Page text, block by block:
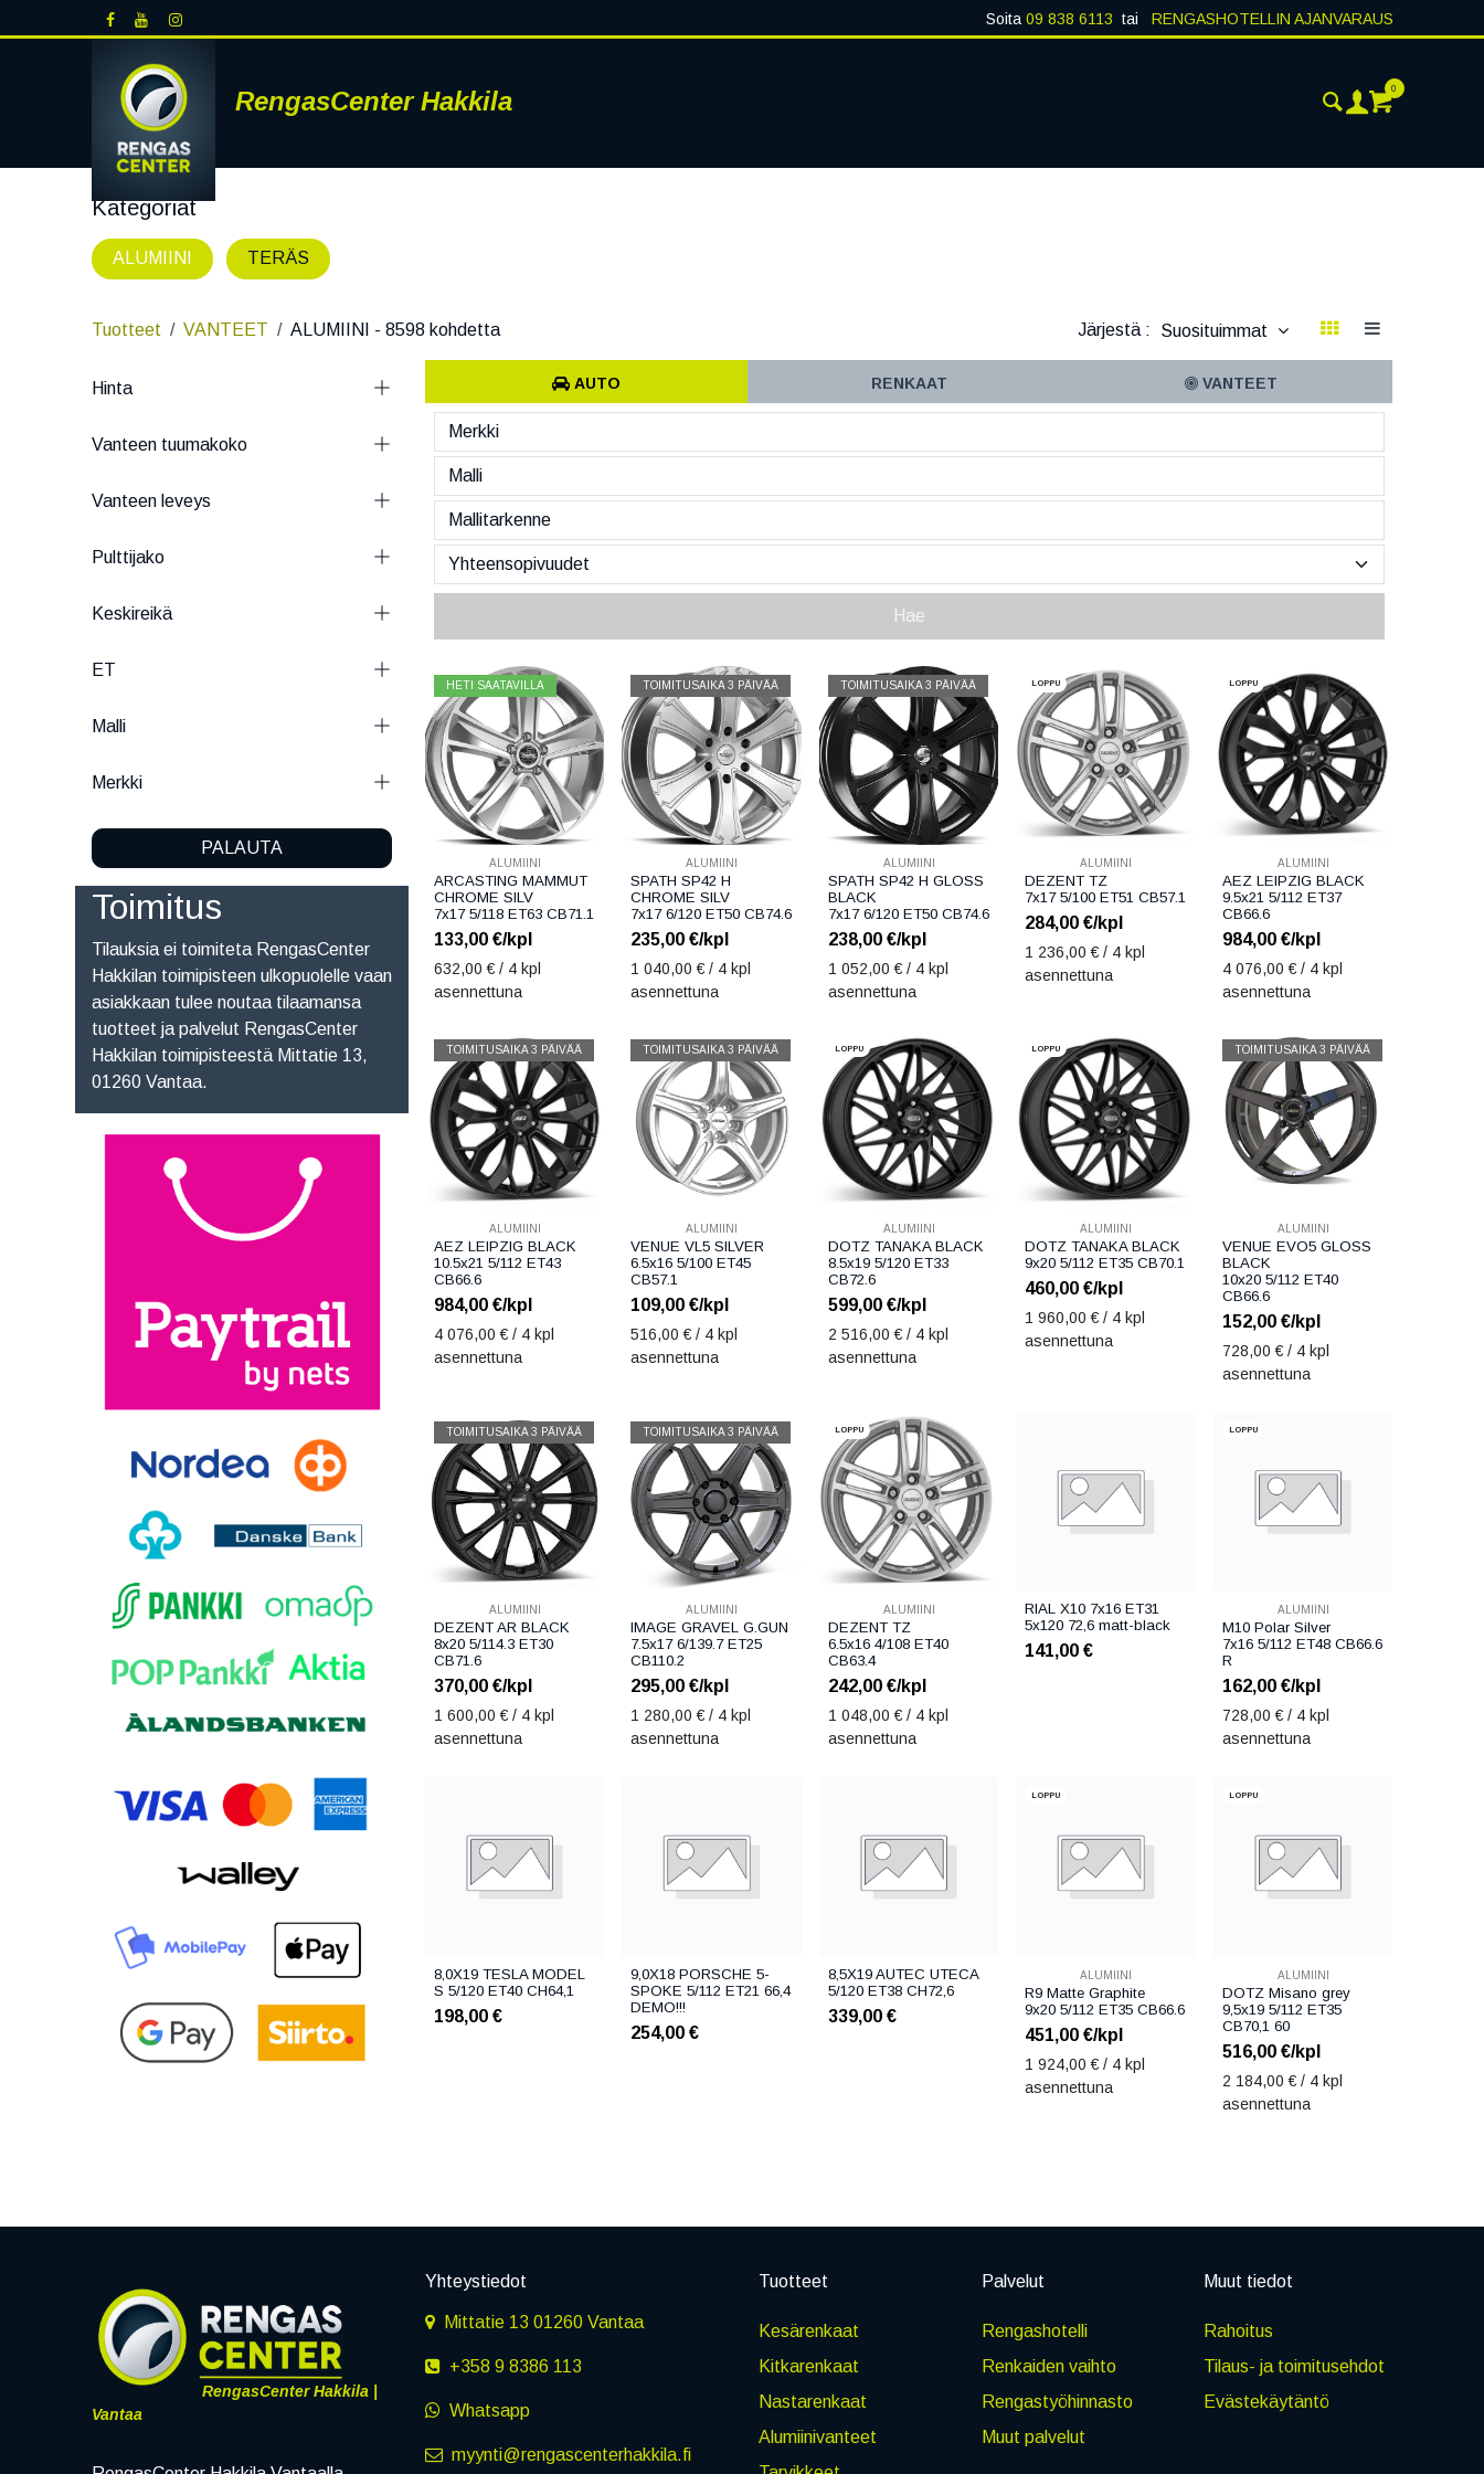
Siirry sisältöön Soita 09 838 6113 tai RENGASHOTELLIN AJANVARAUS
RengasCenter HakkilaRENKAAT
0
Kategoriat
ALUMIINI TERÄS
Tuotteet VANTEET ALUMIINI - 8598 kohdetta Järjestä : Suosituimmat
Hinta
Vanteen tuumakoko
Vanteen leveys
Pulttijako
Keskireikä
ET
Malli
Merkki
PALAUTA
Toimitus
Tilauksia ei toimiteta RengasCenter
Hakkilan toimipisteen ulkopuolelle vaan
asiakkaan tulee noutaa tilaamansa
tuotteet ja palvelut RengasCenter
Hakkilan toimipisteestä Mittatie 13,
01260 Vantaa.
AUTO RENKAAT VANTEET
Hae
HETI SAATAVILLA
ALUMIINI
ARCASTING MAMMUT
CHROME SILV
7x17 5/118 ET63 CB71.1
133,00€/kpl
632,00 € / 4 kpl
asennettuna
TOIMITUSAIKA 3 PÄIVÄÄ
ALUMIINI
SPATH SP42 H
CHROME SILV
7x17 6/120 ET50 CB74.6
235,00 €/kpl
1 040,00 € / 4 kpl
asennettuna
TOIMITUSAIKA 3 PÄIVÄÄ
ALUMIINI
SPATH SP42 H GLOSS
BLACK
7x17 6/120 ET50 CB74.6
238,00€/kpl
1 052,00 € / 4 kpl
asennettuna
LOPPU
ALUMIINI
DEZENT TZ
7x17 5/100 ET51 CB57.1
284,00 €/kpl
1 236,00 € / 4 kpl
asennettuna
LOPPU
ALUMIINI
AEZ LEIPZIG BLACK
9.5x21 5/112 ET37
CB66.6
984,00€/kpl
4 076,00 € / 4 kpl
asennettuna
TOIMITUSAIKA 3 PÄIVÄÄ
ALUMIINI
AEZ LEIPZIG BLACK
10.5x21 5/112 ET43
CB66.6
984,00€/kpl
4 076,00 € / 4 kpl
asennettuna
TOIMITUSAIKA 3 PÄIVÄÄ
ALUMIINI
VENUE VL5 SILVER
6.5x16 5/100 ET45
CB57.1
109,00 €/kpl
516,00 € / 4 kpl
asennettuna
LOPPU
ALUMIINI
DOTZ TANAKA BLACK
8.5x19 5/120 ET33
CB72.6
599,00€/kpl
2 516,00 € / 4 kpl
asennettuna
LOPPU
ALUMIINI
DOTZ TANAKA BLACK
9x20 5/112 ET35 CB70.1
460,00 €/kpl
1 960,00 € / 4 kpl
asennettuna
TOIMITUSAIKA 3 PÄIVÄÄ
ALUMIINI
VENUE EVO5 GLOSS
BLACK
10x20 5/112 ET40
CB66.6
152,00€/kpl
728,00 € / 4 kpl
asennettuna
TOIMITUSAIKA 3 PÄIVÄÄ
ALUMIINI
DEZENT AR BLACK
8x20 5/114.3 ET30
CB71.6
370,00€/kpl
1 600,00 € / 4 kpl
asennettuna
TOIMITUSAIKA 3 PÄIVÄÄ
ALUMIINI
IMAGE GRAVEL G.GUN
7.5x17 6/139.7 ET25
CB110.2
295,00 €/kpl
1 280,00 € / 4 kpl
asennettuna
LOPPU
ALUMIINI
DEZENT TZ
6.5x16 4/108 ET40
CB63.4
242,00€/kpl
1 048,00 € / 4 kpl
asennettuna
RIAL X10 7x16 ET31
5x120 72,6 matt-black
141,00 €
LOPPU
ALUMIINI
M10 Polar Silver
7x16 5/112 ET48 CB66.6
R
162,00€/kpl
728,00 € / 4 kpl
asennettuna
8,0X19 TESLA MODEL
S 5/120 ET40 CH64,1
198,00€
9,0X18 PORSCHE 5-
SPOKE 5/112 ET21 66,4
DEMO!!!
254,00 €
8,5X19 AUTEC UTECA
5/120 ET38 CH72,6
339,00€
LOPPU
ALUMIINI
R9 Matte Graphite
9x20 5/112 ET35 CB66.6
451,00 €/kpl
1 924,00 € / 4 kpl
asennettuna
LOPPU
ALUMIINI
DOTZ Misano grey
9,5x19 5/112 ET35
CB70,1 60
516,00€/kpl
2 184,00 € / 4 kpl
asennettuna
RengasCenter Hakkila |
Vantaa
Yhteystiedot
Mittatie 13 01260 Vantaa
+358 9 8386 113
Whatsapp
myynti@rengascenterhakkila.fi
Tuotteet
Kesärenkaat
Kitkarenkaat
Nastarenkaat
Alumiinivanteet
Palvelut
Rengashotelli
Renkaiden vaihto
Rengastyöhinnasto
Muut palvelut
Muut tiedot
Rahoitus
Tilaus- ja toimitusehdot
Evästekäytäntö